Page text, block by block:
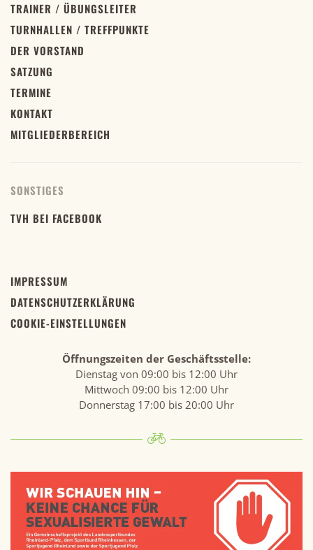
TRAINER / ÜBUNGSLEITER
TURNHALLEN / TREFFPUNKTE
DER VORSTAND
SATZUNG
TERMINE
KONTAKT
MITGLIEDERBEREICH
SONSTIGES
TVH BEI FACEBOOK
IMPRESSUM
DATENSCHUTZERKLÄRUNG
COOKIE-EINSTELLUNGEN
Öffnungszeiten der Geschäftsstelle:
Dienstag von 09:00 bis 12:00 Uhr
Mittwoch 09:00 bis 12:00 Uhr
Donnerstag 17:00 bis 20:00 Uhr